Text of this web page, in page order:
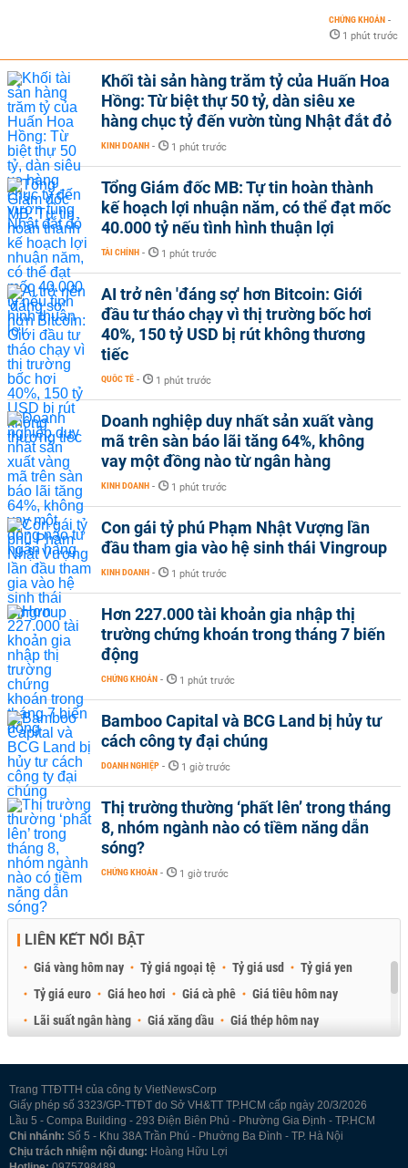
CHỨNG KHOÁN -
1 phút trước
Khối tài sản hàng trăm tỷ của Huấn Hoa
Hồng: Từ biệt thự 50 tỷ, dàn siêu xe
hàng chục tỷ đến vườn tùng Nhật đắt đỏ
KINH DOANH - 1 phút trước
Tổng Giám đốc MB: Tự tin hoàn thành
kế hoạch lợi nhuận năm, có thể đạt mốc
40.000 tỷ nếu tình hình thuận lợi
TÀI CHÍNH - 1 phút trước
AI trở nên 'đáng sợ' hơn Bitcoin: Giới
đầu tư tháo chạy vì thị trường bốc hơi
40%, 150 tỷ USD bị rút không thương
tiếc
QUỐC TẾ - 1 phút trước
Doanh nghiệp duy nhất sản xuất vàng
mã trên sàn báo lãi tăng 64%, không
vay một đồng nào từ ngân hàng
KINH DOANH - 1 phút trước
Con gái tỷ phú Phạm Nhật Vượng lần
đầu tham gia vào hệ sinh thái Vingroup
KINH DOANH - 1 phút trước
Hơn 227.000 tài khoản gia nhập thị
trường chứng khoán trong tháng 7 biến
động
CHỨNG KHOÁN - 1 phút trước
Bamboo Capital và BCG Land bị hủy tư
cách công ty đại chúng
DOANH NGHIỆP - 1 giờ trước
Thị trường thường ‘phất lên’ trong tháng
8, nhóm ngành nào có tiềm năng dẫn
sóng?
CHỨNG KHOÁN - 1 giờ trước
LIÊN KẾT NỔI BẬT
Giá vàng hôm nay Tỷ giá ngoại tệ Tỷ giá usd
Tỷ giá yen
Tỷ giá euro
Giá heo hơi Giá cà phê
Giá tiêu hôm nay
Lãi suất ngân hàng
Giá xăng dầu
Giá thép hôm nay
Trang TTĐTTH của công ty VietNewsCorp
Giấy phép số 3323/GP-TTĐT do Sở VH&TT TP.HCM cấp ngày 20/3/2026
Lầu 5 - Compa Building - 293 Điện Biên Phủ - Phường Gia Định - TP.HCM
Chi nhánh: Số 5 - Khu 38A Trần Phú - Phường Ba Đình - TP. Hà Nội
Chịu trách nhiệm nội dung: Hoàng Hữu Lợi